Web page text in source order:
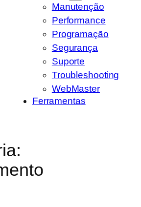
Manutenção
Performance
Programação
Segurança
Suporte
Troubleshooting
WebMaster
Ferramentas